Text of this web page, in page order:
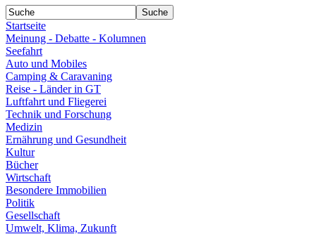
Startseite
Meinung - Debatte - Kolumnen
Seefahrt
Auto und Mobiles
Camping & Caravaning
Reise - Länder in GT
Luftfahrt und Fliegerei
Technik und Forschung
Medizin
Ernährung und Gesundheit
Kultur
Bücher
Wirtschaft
Besondere Immobilien
Politik
Gesellschaft
Umwelt, Klima, Zukunft